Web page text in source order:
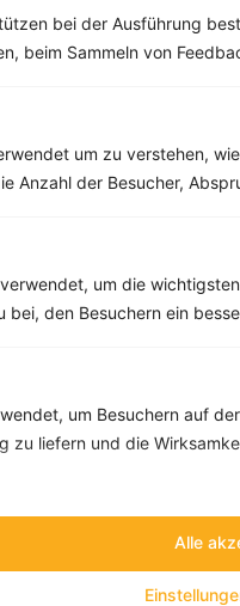
bei der Ausführung
beim Sammeln von
um zu verstehen,
Anzahl der Besucher,
um die
bei, den Besuchern ein
um Besuchern auf
zu liefern und die
Alle
‹